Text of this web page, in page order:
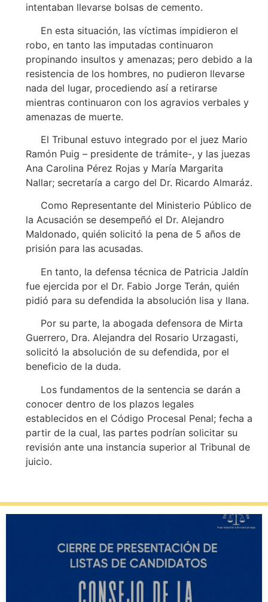
intentaban llevarse bolsas de cemento.
En esta situación, las víctimas impidieron el
robo, en tanto las imputadas continuaron
propinando insultos y amenazas; pero debido a la
resistencia de los hombres, no pudieron llevarse
nada del lugar, procediendo así a retirarse
mientras continuaron con los agravios verbales y
amenazas de muerte.
El Tribunal estuvo integrado por el juez Mario
Ramón Puig – presidente de trámite-, y las juezas
Ana Carolina Pérez Rojas y María Margarita
Nallar; secretaría a cargo del Dr. Ricardo Almaráz.
Como Representante del Ministerio Público de
la Acusación se desempeñó el Dr. Alejandro
Maldonado, quién solicitó la pena de 5 años de
prisión para las acusadas.
En tanto, la defensa técnica de Patricia Jaldín
fue ejercida por el Dr. Fabio Jorge Terán, quién
pidió para su defendida la absolución lisa y llana.
Por su parte, la abogada defensora de Mirta
Guerrero, Dra. Alejandra del Rosario Urzagasti,
solicitó la absolución de su defendida, por el
beneficio de la duda.
Los fundamentos de la sentencia se darán a
conocer dentro de los plazos legales
establecidos en el Código Procesal Penal; fecha a
partir de la cual, las partes podrían solicitar su
revisión ante una instancia superior al Tribunal de
juicio.